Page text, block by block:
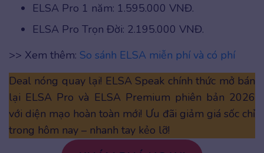
ELSA Pro 1 năm: 1.595.000 VNĐ.
ELSA Pro Trọn Đời: 2.195.000 VNĐ.
>> Xem thêm: So sánh ELSA miễn phí và có phí
Deal nóng quay lại! ELSA Speak chính thức mở bán
lại ELSA Pro và ELSA Premium phiên bản 2026
với diện mạo hoàn toàn mới! Ưu đãi giảm giá sốc chỉ
trong hôm nay – nhanh tay kẻo lỡ!